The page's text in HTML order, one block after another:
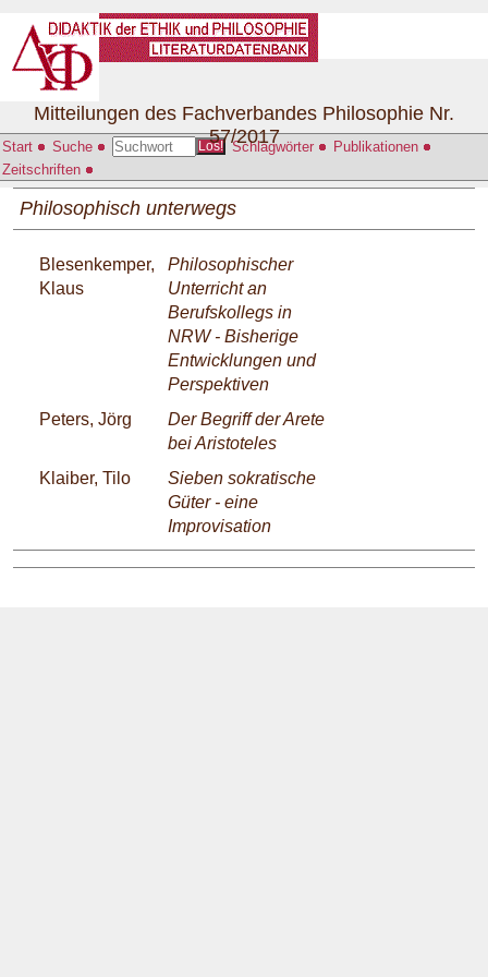
Start Suche Los! Schlagwörter
Publikationen
Zeitschriften
Mitteilungen des Fachverbandes Philosophie Nr.
57/2017
Philosophisch unterwegs
Blesenkemper,
Klaus
Philosophischer
Unterricht an
Berufskollegs in
NRW - Bisherige
Entwicklungen und
Perspektiven
Peters, Jörg
Der Begriff der Arete
bei Aristoteles
Klaiber, Tilo
Sieben sokratische
Güter - eine
Improvisation